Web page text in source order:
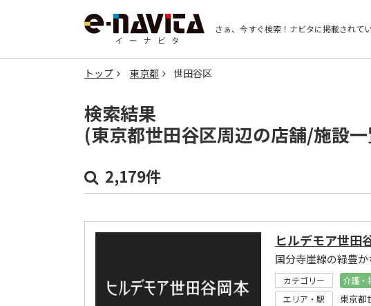
さぁ、今すぐ検索！ ナビタに掲載されて
トップ 東京都 世田谷区
検索結果
(東京都世田谷区周辺の店舗/施設一
2,179件
ヒルデモア世田
国分寺崖線の緑豊
カテゴリー 介護・
エリア・駅
東京都